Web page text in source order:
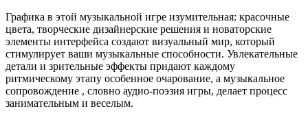
Графика в этой музыкальной игре изумительная: красочные
цвета, творческие дизайнерские решения и новаторские
элементы интерфейса создают визуальный мир, который
стимулирует ваши музыкальные способности. Увлекательные
детали и зрительные эффекты придают каждому
ритмическому этапу особенное очарование, а музыкальное
сопровождение , словно аудио-поэзия игры, делает процесс
занимательным и веселым.